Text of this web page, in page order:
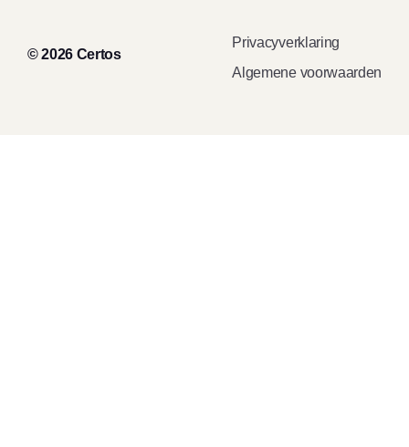
© 2026 Certos
Privacyverklaring
Algemene voorwaarden